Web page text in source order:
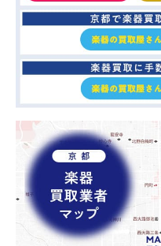
7.1ケースやアンプ
もらえるか
より手軽な方法
7.3楽器の査定に関
京都で楽器を高く売る
8.1依頼する前にク
売りたい楽器が
8.3事前に不備がない
9京都の楽器買取に関す
ワタナベ楽器店
9.2楽器を売る際はオ
が良い？
10
京都の楽器買取のア